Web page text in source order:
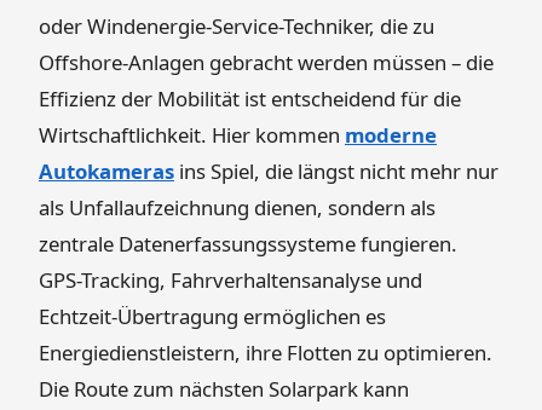
oder Windenergie-Service-Techniker, die zu
Offshore-Anlagen gebracht werden müssen – die
Effizienz der Mobilität ist entscheidend für die
Wirtschaftlichkeit. Hier kommen moderne
Autokameras ins Spiel, die längst nicht mehr nur
als Unfallaufzeichnung dienen, sondern als
zentrale Datenerfassungssysteme fungieren.
GPS-Tracking, Fahrverhaltensanalyse und
Echtzeit-Übertragung ermöglichen es
Energiedienstleistern, ihre Flotten zu optimieren.
Die Route zum nächsten Solarpark kann